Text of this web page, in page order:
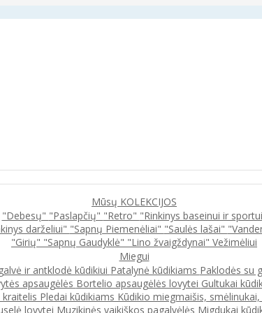
Mūsų KOLEKCIJOS
"Debesų" "Paslapčių" "Retro" "Rinkinys baseinui ir
darželiui" "Sapnų Piemenėliai" "Saulės lašai"
"Girių" "Sapnų Gaudyklė" "Lino žvaigždynai" Vežimėliui
Miegui
ir antklodė kūdikiui Patalynė kūdikiams Paklodės su
apsaugėlės Bortelio apsaugėlės lovytei Gultukai
kraitelis Pledai kūdikiams Kūdikio miegmaišis,
lovytei Muzikinės vaikiškos pagalvėlės Migdukai